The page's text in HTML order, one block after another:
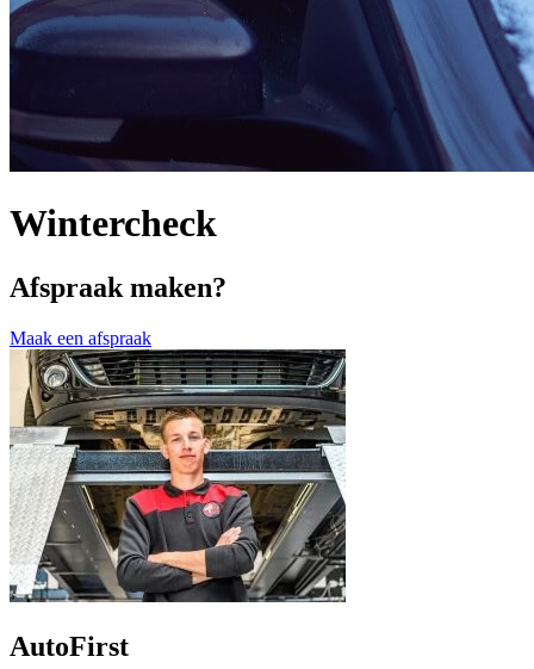
Wintercheck
Afspraak maken?
Maak een afspraak
AutoFirst